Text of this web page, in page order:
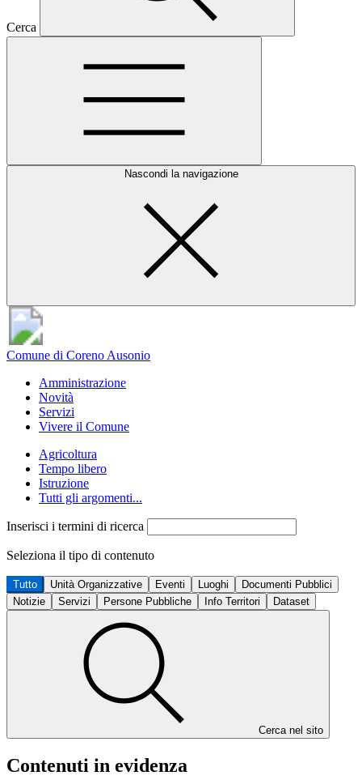
Cerca
Nascondi la navigazione
Comune di Coreno Ausonio
Amministrazione
Novità
Servizi
Vivere il Comune
Agricoltura
Tempo libero
Istruzione
Tutti gli argomenti...
Inserisci i termini di ricerca
Seleziona il tipo di contenuto
Tutto Unità Organizzative Eventi Luoghi
Documenti Pubblici
Notizie
Servizi Persone Pubbliche Info Territori Dataset
Cerca nel sito
Contenuti in evidenza